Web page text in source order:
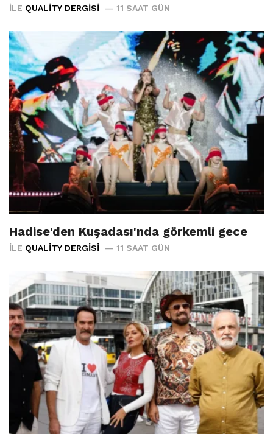
İLE QUALITY DERGISI 11 SAAT GÜN
Hadise'den Kuşadası'nda görkemli gece
İLE QUALITY DERGISI 11 SAAT GÜN